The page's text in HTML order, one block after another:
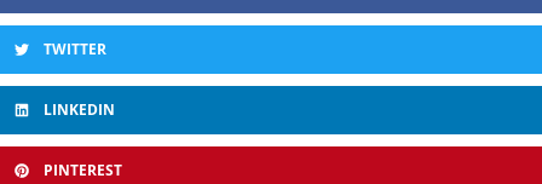
TWITTER
LINKEDIN
PINTEREST